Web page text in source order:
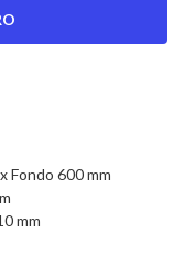
Fondo 600 mm
mm